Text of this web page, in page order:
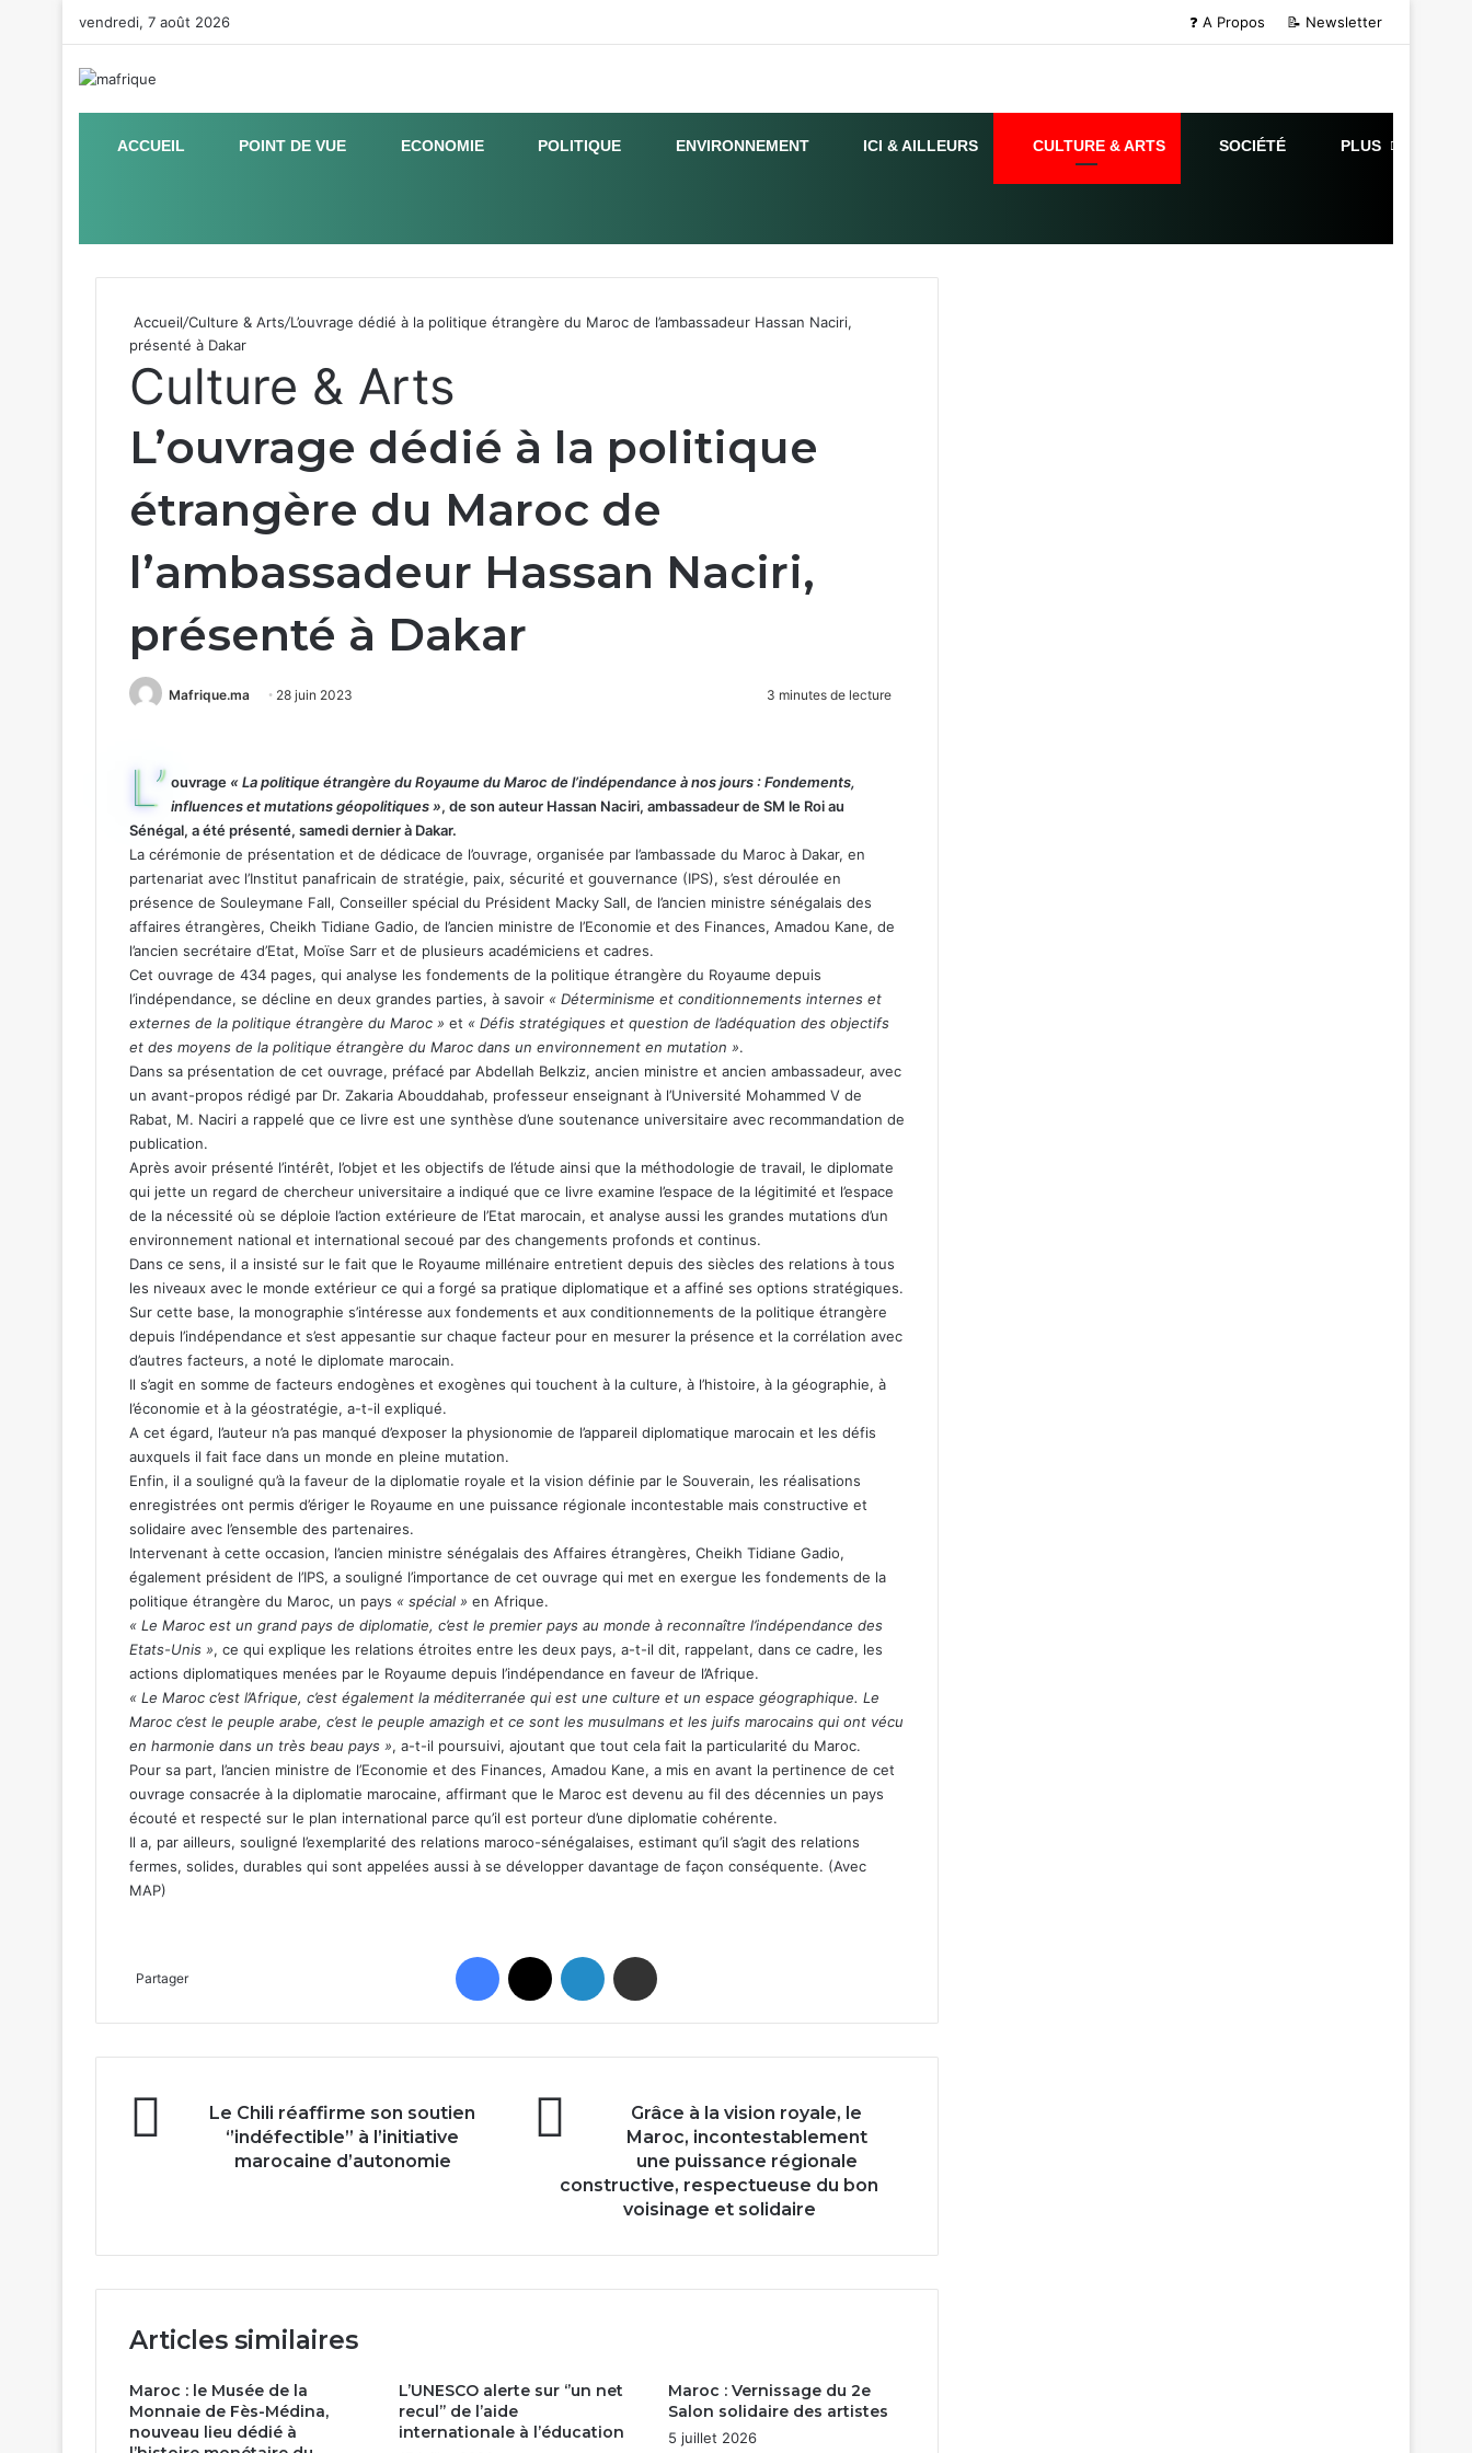
vendredi, 7 août 2026 ❓ A Propos 📝 Newsletter
ACCUEIL POINT DE VUE ECONOMIE POLITIQUE ENVIRONNEMENT ICI & AILLEURS CULTURE & ARTS SOCIÉTÉ PLUS
Accueil/Culture & Arts/L’ouvrage dédié à la politique étrangère du Maroc de l’ambassadeur Hassan Naciri,
présenté à Dakar
Culture & Arts
L’ouvrage dédié à la politique
étrangère du Maroc de
l’ambassadeur Hassan Naciri,
présenté à Dakar
Mafrique.ma 28 juin 2023 3 minutes de lecture
L’ ouvrage « La politique étrangère du Royaume du Maroc de l’indépendance à nos jours : Fondements,
influences et mutations géopolitiques », de son auteur Hassan Naciri, ambassadeur de SM le Roi au
Sénégal, a été présenté, samedi dernier à Dakar.
La cérémonie de présentation et de dédicace de l’ouvrage, organisée par l’ambassade du Maroc à Dakar, en
partenariat avec l’Institut panafricain de stratégie, paix, sécurité et gouvernance (IPS), s’est déroulée en
présence de Souleymane Fall, Conseiller spécial du Président Macky Sall, de l’ancien ministre sénégalais des
affaires étrangères, Cheikh Tidiane Gadio, de l’ancien ministre de l’Economie et des Finances, Amadou Kane, de
l’ancien secrétaire d’Etat, Moïse Sarr et de plusieurs académiciens et cadres.
Cet ouvrage de 434 pages, qui analyse les fondements de la politique étrangère du Royaume depuis
l’indépendance, se décline en deux grandes parties, à savoir « Déterminisme et conditionnements internes et
externes de la politique étrangère du Maroc » et « Défis stratégiques et question de l’adéquation des objectifs
et des moyens de la politique étrangère du Maroc dans un environnement en mutation ».
Dans sa présentation de cet ouvrage, préfacé par Abdellah Belkziz, ancien ministre et ancien ambassadeur, avec
un avant-propos rédigé par Dr. Zakaria Abouddahab, professeur enseignant à l’Université Mohammed V de
Rabat, M. Naciri a rappelé que ce livre est une synthèse d’une soutenance universitaire avec recommandation de
publication.
Après avoir présenté l’intérêt, l’objet et les objectifs de l’étude ainsi que la méthodologie de travail, le diplomate
qui jette un regard de chercheur universitaire a indiqué que ce livre examine l’espace de la légitimité et l’espace
de la nécessité où se déploie l’action extérieure de l’Etat marocain, et analyse aussi les grandes mutations d’un
environnement national et international secoué par des changements profonds et continus.
Dans ce sens, il a insisté sur le fait que le Royaume millénaire entretient depuis des siècles des relations à tous
les niveaux avec le monde extérieur ce qui a forgé sa pratique diplomatique et a affiné ses options stratégiques.
Sur cette base, la monographie s’intéresse aux fondements et aux conditionnements de la politique étrangère
depuis l’indépendance et s’est appesantie sur chaque facteur pour en mesurer la présence et la corrélation avec
d’autres facteurs, a noté le diplomate marocain.
Il s’agit en somme de facteurs endogènes et exogènes qui touchent à la culture, à l’histoire, à la géographie, à
l’économie et à la géostratégie, a-t-il expliqué.
A cet égard, l’auteur n’a pas manqué d’exposer la physionomie de l’appareil diplomatique marocain et les défis
auxquels il fait face dans un monde en pleine mutation.
Enfin, il a souligné qu’à la faveur de la diplomatie royale et la vision définie par le Souverain, les réalisations
enregistrées ont permis d’ériger le Royaume en une puissance régionale incontestable mais constructive et
solidaire avec l’ensemble des partenaires.
Intervenant à cette occasion, l’ancien ministre sénégalais des Affaires étrangères, Cheikh Tidiane Gadio,
également président de l’IPS, a souligné l’importance de cet ouvrage qui met en exergue les fondements de la
politique étrangère du Maroc, un pays « spécial » en Afrique.
« Le Maroc est un grand pays de diplomatie, c’est le premier pays au monde à reconnaître l’indépendance des
Etats-Unis », ce qui explique les relations étroites entre les deux pays, a-t-il dit, rappelant, dans ce cadre, les
actions diplomatiques menées par le Royaume depuis l’indépendance en faveur de l’Afrique.
« Le Maroc c’est l’Afrique, c’est également la méditerranée qui est une culture et un espace géographique. Le
Maroc c’est le peuple arabe, c’est le peuple amazigh et ce sont les musulmans et les juifs marocains qui ont vécu
en harmonie dans un très beau pays », a-t-il poursuivi, ajoutant que tout cela fait la particularité du Maroc.
Pour sa part, l’ancien ministre de l’Economie et des Finances, Amadou Kane, a mis en avant la pertinence de cet
ouvrage consacrée à la diplomatie marocaine, affirmant que le Maroc est devenu au fil des décennies un pays
écouté et respecté sur le plan international parce qu’il est porteur d’une diplomatie cohérente.
Il a, par ailleurs, souligné l’exemplarité des relations maroco-sénégalaises, estimant qu’il s’agit des relations
fermes, solides, durables qui sont appelées aussi à se développer davantage de façon conséquente. (Avec
MAP)
Partager
Facebook Linkedin
Chili
réaffirme
l’initiative
Le Chili réaffirme son soutien
‘’indéfectible’’ à l’initiative
marocaine d’autonomie
vision
royale,
incontestablement
du
voisinage
Grâce à la vision royale, le
Maroc, incontestablement
une puissance régionale
constructive, respectueuse du bon
voisinage et solidaire
Articles similaires
Maroc : le Musée de la
Monnaie de Fès-Médina,
nouveau lieu dédié à
L’UNESCO alerte sur ‘’un net
recul’’ de l’aide
internationale à l’éducation
Maroc : Vernissage du 2e
Salon solidaire des artistes
5 juillet 2026